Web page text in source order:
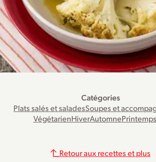
Catégories
Plats salés et saladesSoupes et
VégétarienHiverAutomnePrintemps
Retour aux recettes et plus